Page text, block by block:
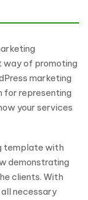
way of promoting
marketing
for representing
your services
template with
demonstrating
clients. With
necessary